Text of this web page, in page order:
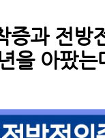
과 전방
을 아팠